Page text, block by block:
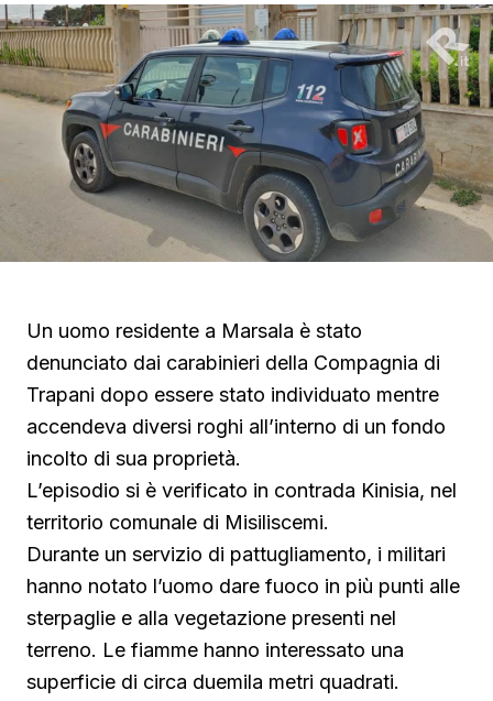
Un uomo residente a Marsala è stato
denunciato dai carabinieri della Compagnia di
Trapani dopo essere stato individuato mentre
accendeva diversi roghi all’interno di un fondo
incolto di sua proprietà.
L’episodio si è verificato in contrada Kinisia, nel
territorio comunale di Misiliscemi.
Durante un servizio di pattugliamento, i militari
hanno notato l’uomo dare fuoco in più punti alle
sterpaglie e alla vegetazione presenti nel
terreno. Le fiamme hanno interessato una
superficie di circa duemila metri quadrati.